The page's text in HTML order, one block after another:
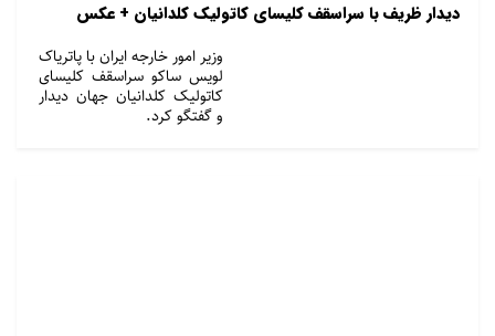
دیدار ظریف با سراسقف کلیسای کاتولیک کلدانیان + عکس
وزیر امور خارجه ایران با پاتریاک
لویس ساکو سراسقف کلیسای
کاتولیک کلدانیان جهان دیدار
و گفتگو کرد.